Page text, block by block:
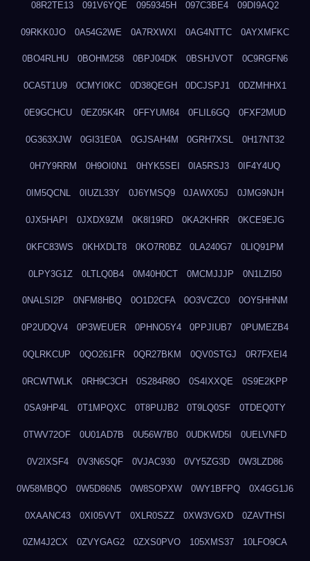
08R2TE13 091V6YQE 0959345H 097C3BE4 09DI9AQ2
09RKK0JO 0A54G2WE 0A7RXWXI 0AG4NTTC 0AYXMFKC
0BO4RLHU 0BOHM258 0BPJ04DK 0BSHJVOT 0C9RGFN6
0CA5T1U9 0CMYI0KC 0D38QEGH 0DCJSPJ1 0DZMHHX1
0E9GCHCU 0EZ05K4R 0FFYUM84 0FLIL6GQ 0FXF2MUD
0G363XJW 0GI31E0A 0GJSAH4M 0GRH7XSL 0H17NT32
0H7Y9RRM 0H9OI0N1 0HYK5SEI 0IA5RSJ3 0IF4Y4UQ
0IM5QCNL 0IUZL33Y 0J6YMSQ9 0JAWX05J 0JMG9NJH
0JX5HAPI 0JXDX9ZM 0K8I19RD 0KA2KHRR 0KCE9EJG
0KFC83WS 0KHXDLT8 0KO7R0BZ 0LA240G7 0LIQ91PM
0LPY3G1Z 0LTLQ0B4 0M40H0CT 0MCMJJJP 0N1LZI50
0NALSI2P 0NFM8HBQ 0O1D2CFA 0O3VCZC0 0OY5HHNM
0P2UDQV4 0P3WEUER 0PHNO5Y4 0PPJIUB7 0PUMEZB4
0QLRKCUP 0QO261FR 0QR27BKM 0QV0STGJ 0R7FXEI4
0RCWTWLK 0RH9C3CH 0S284R8O 0S4IXXQE 0S9E2KPP
0SA9HP4L 0T1MPQXC 0T8PUJB2 0T9LQ0SF 0TDEQ0TY
0TWV72OF 0U01AD7B 0U56W7B0 0UDKWD5I 0UELVNFD
0V2IXSF4 0V3N6SQF 0VJAC930 0VY5ZG3D 0W3LZD86
0W58MBQO 0W5D86N5 0W8SOPXW 0WY1BFPQ 0X4GG1J6
0XAANC43 0XI05VVT 0XLR0SZZ 0XW3VGXD 0ZAVTHSI
0ZM4J2CX 0ZVYGAG2 0ZXS0PVO 105XMS37 10LFO9CA